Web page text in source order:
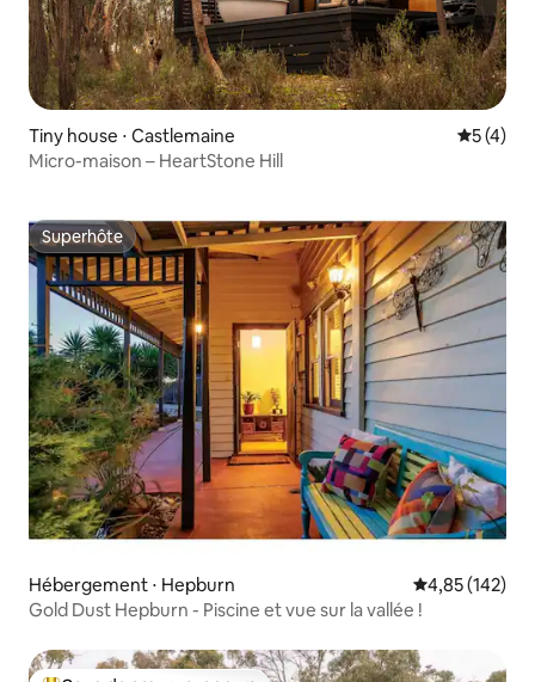
Tiny house ⋅ Castlemaine
5 (4)
Micro-maison – HeartStone Hill
Superhôte
Superhôte
Hébergement ⋅ Hepburn Évaluation
4,85 (142)
Gold Dust Hepburn - Piscine et vue sur la vallée !